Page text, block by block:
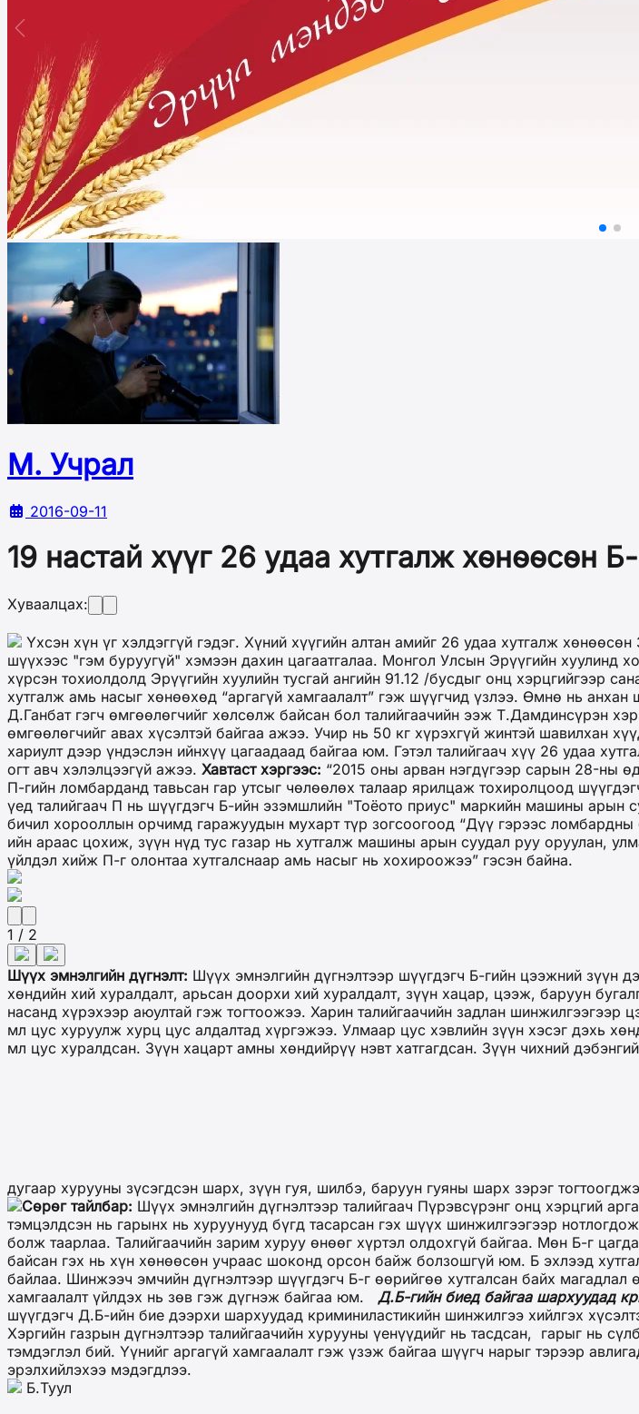
М. Учрал
2016-09-11
19 настай хүүг 26 удаа хутгалж хөнөөсөн
Хуваалцах:
Үхсэн хүн үг хэлдэггүй гэдэг. Хүний хүүгийн алтан амийг 26 удаа хутгалж
шүүхээс "гэм буруугүй" хэмээн дахин цагаатгалаа. Монгол Улсын Эрүүгийн хуулинд
хүрсэн тохиолдолд Эрүүгийн хуулийн тусгай ангийн 91.12 /бусдыг онц хэрцгийгээр
хутгалж амь насыг хөнөөхөд “аргагүй хамгаалалт” гэж шүүгчид үзлээ. Өмнө нь
Д.Ганбат гэгч өмгөөлөгчийг хөлсөлж байсан бол талийгаачийн ээж Т.Дамдинсүрэн
өмгөөлөгчийг авах хүсэлтэй байгаа ажээ. Учир нь 50 кг хүрэхгүй жинтэй шавилхан
хариулт дээр үндэслэн ийнхүү цагаадаад байгаа юм. Гэтэл талийгаач хүү 26 удаа
огт авч хэлэлцээгүй ажээ. Хавтаст хэргээс: “2015 оны арван нэгдүгээр сарын 28-ны
П-гийн ломбарданд тавьсан гар утсыг чөлөөлөх талаар ярилцаж тохиролцоод
үед талийгаач П нь шүүгдэгч Б-ийн эзэмшлийн "Тоёото приус" маркийн машины арын
бичил хорооллын орчимд гаражуудын мухарт түр зогсоогоод “Дүү гэрээс
ийн араас цохиж, зүүн нүд тус газар нь хутгалж машины арын суудал руу оруулан,
үйлдэл хийж П-г олонтаа хутгалснаар амь насыг нь хохироожээ” гэсэн байна.
1 / 2
Шүүх эмнэлгийн дүгнэлт: Шүүх эмнэлгийн дүгнэлтээр шүүгдэгч Б-гийн цээжний зүүн
хөндийн хий хуралдалт, арьсан доорхи хий хуралдалт, зүүн хацар, цээж, баруун
насанд хүрэхээр аюултай гэж тогтоожээ. Харин талийгаачийн задлан
мл цус хуруулж хурц цус алдалтад хүргэжээ. Улмаар цус хэвлийн зүүн хэсэг дэхь
мл цус хуралдсан. Зүүн хацарт амны хөндийрүү нэвт хатгагдсан. Зүүн чихний
дугаар хурууны зүсэгдсэн шарх, зүүн гуя, шилбэ, баруун гуяны шарх зэрэг
Сөрөг тайлбар: Шүүх эмнэлгийн дүгнэлтээр талийгаач Пүрэвсүрэнг онц хэрцгий
тэмцэлдсэн нь гарынх нь хуруунууд бүгд тасарсан гэх шүүх шинжилгээгээр
болж таарлаа. Талийгаачийн зарим хуруу өнөөг хүртэл олдохгүй байгаа. Мөн Б-г
байсан гэх нь хүн хөнөөсөн учраас шоконд орсон байж болзошгүй юм. Б эхлээд
байлаа. Шинжээч эмчийн дүгнэлтээр шүүгдэгч Б-г өөрийгөө хутгалсан байх
хамгаалалт үйлдэх нь зөв гэж дүгнэж байгаа юм. Д.Б-гийн биед байгаа шархуудад
шүүгдэгч Д.Б-ийн бие дээрхи шархуудад криминиластикийн шинжилгээ хийлгэх
Хэргийн газрын дүгнэлтээр талийгаачийн хурууны үенүүдийг нь тасдсан, гарыг нь
тэмдэглэл бий. Үүнийг аргагүй хамгаалалт гэж үзэж байгаа шүүгч нарыг тэрээр
эрэлхийлэхээ мэдэгдлээ.
Б.Туул